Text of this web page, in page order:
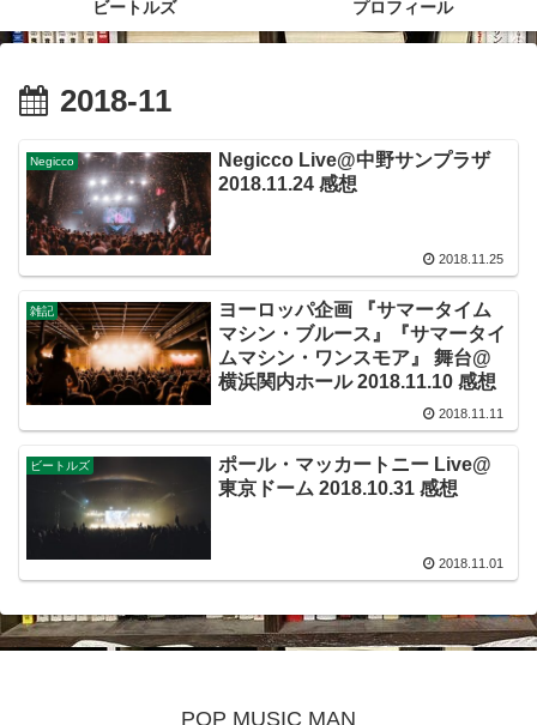
ビートルズ プロフィール
2018-11
Negicco
Negicco Live@中野サンプラザ
2018.11.24 感想
2018.11.25
雑記
ヨーロッパ企画 『サマータイム
マシン・ブルース』『サマータイ
ムマシン・ワンスモア』 舞台@
横浜関内ホール 2018.11.10 感想
2018.11.11
ビートルズ
ポール・マッカートニー Live@
東京ドーム 2018.10.31 感想
2018.11.01
POP MUSIC MAN